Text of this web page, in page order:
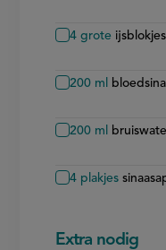
4 grote ijsblokjes
200 ml
200 ml
4 plakjes
Extra nodig